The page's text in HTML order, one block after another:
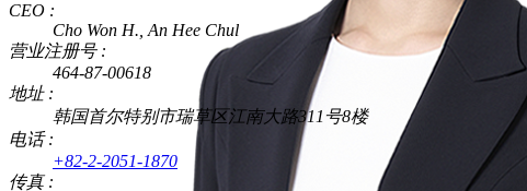
CEO :
Cho Won H., An Hee Chul
营业注册号 :
464-87-00618
地址 :
韩国首尔特别市瑞草区江南大路311号8楼
电话 :
+82-2-2051-1870
传真 :